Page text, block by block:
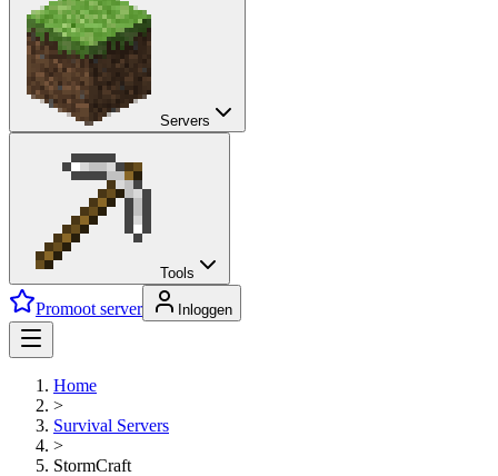
Servers
Tools
Promoot server Inloggen
Home
>
Survival Servers
>
StormCraft